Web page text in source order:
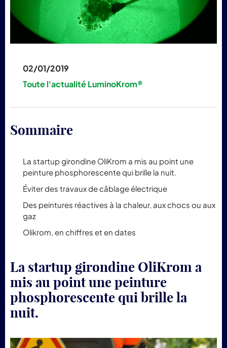
02/01/2019
Toute l'actualité LuminoKrom®
Sommaire
La startup girondine OliKrom a mis au point une
peinture phosphorescente qui brille la nuit.
Éviter des travaux de câblage électrique
Des peintures réactives à la chaleur, aux chocs ou aux
gaz
Olikrom, en chiffres et en dates
La startup girondine OliKrom a
mis au point une peinture
phosphorescente qui brille la
nuit.